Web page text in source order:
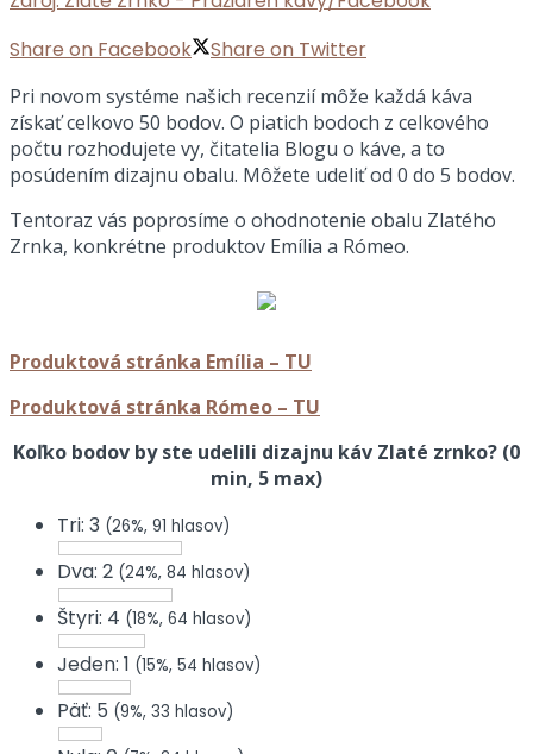
Share on Facebook
Share on Twitter
Pri novom systéme našich recenzií môže každá káva
získať celkovo 50 bodov. O piatich bodoch z celkového
počtu rozhodujete vy, čitatelia Blogu o káve, a to
posúdením dizajnu obalu. Môžete udeliť od 0 do 5 bodov.
Tentoraz vás poprosíme o ohodnotenie obalu Zlatého
Zrnka, konkrétne produktov Emília a Rómeo.
Produktová stránka Emília – TU
Produktová stránka Rómeo – TU
Koľko bodov by ste udelili dizajnu káv Zlaté zrnko? (0
min, 5 max)
Tri: 3 (26%, 91 hlasov)
Dva: 2 (24%, 84 hlasov)
Štyri: 4 (18%, 64 hlasov)
Jeden: 1 (15%, 54 hlasov)
Päť: 5 (9%, 33 hlasov)